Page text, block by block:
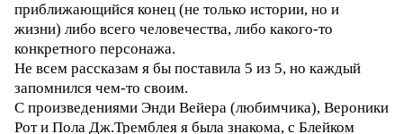
приближающийся конец (не только истории, но и
жизни) либо всего человечества, либо какого-то
конкретного персонажа.
Не всем рассказам я бы поставила 5 из 5, но каждый
запомнился чем-то своим.
С произведениями Энди Вейера (любимчика), Вероники
Рот и Пола Дж.Тремблея я была знакома, с Блейком